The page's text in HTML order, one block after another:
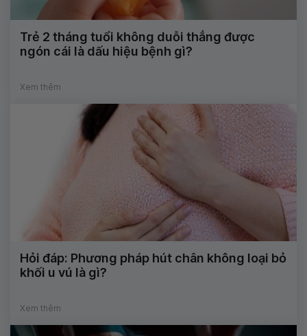
Trẻ 2 tháng tuổi không duỗi thẳng được
ngón cái là dấu hiệu bệnh gì?
Xem thêm
Hỏi đáp: Phương pháp hút chân không loại bỏ
khối u vú là gì?
Xem thêm